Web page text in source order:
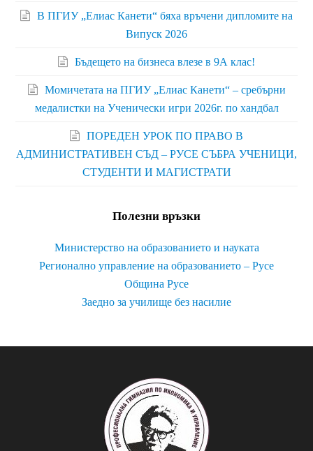
В ПГИУ „Елиас Канети“ бяха връчени дипломите на
Випуск 2026
Бъдещето на бизнеса влезе в 9А клас!
Момичетата на ПГИУ „Елиас Канети“ – сребърни
медалистки на Ученически игри 2026г. по хандбал
ПОРЕДЕН УРОК ПО ПРАВО В
АДМИНИСТРАТИВЕН СЪД – РУСЕ СЪБРА УЧЕНИЦИ,
СТУДЕНТИ И МАГИСТРАТИ
Полезни връзки
Министерство на образованието и науката
Регионално управление на образованието – Русе
Община Русе
Заедно за училище без насилие